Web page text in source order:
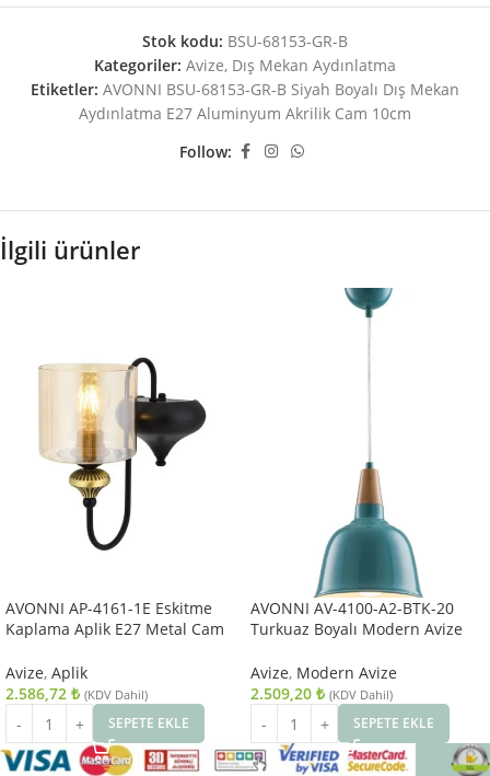
Stok kodu: BSU-68153-GR-B
Kategoriler: Avize, Dış Mekan Aydınlatma
Etiketler: AVONNI BSU-68153-GR-B Siyah Boyalı Dış Mekan
Aydınlatma E27 Aluminyum Akrilik Cam 10cm
Follow:
İlgili ürünler
AVONNI AP-4161-1E Eskitme
Kaplama Aplik E27 Metal Cam
Avize, Aplik
2.586,72 ₺ (KDV Dahil)
SEPETE EKLE
AVONNI AV-4100-A2-BTK-20
Turkuaz Boyalı Modern Avize
Avize, Modern Avize
2.509,20 ₺ (KDV Dahil)
SEPETE EKLE